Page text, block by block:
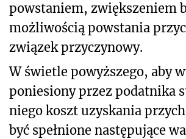
powstaniem, zwiększeniem
możliwością powstania
związek przyczynowy.
W świetle powyższego, aby
poniesiony przez podatnika
niego koszt uzyskania
być spełnione następujące